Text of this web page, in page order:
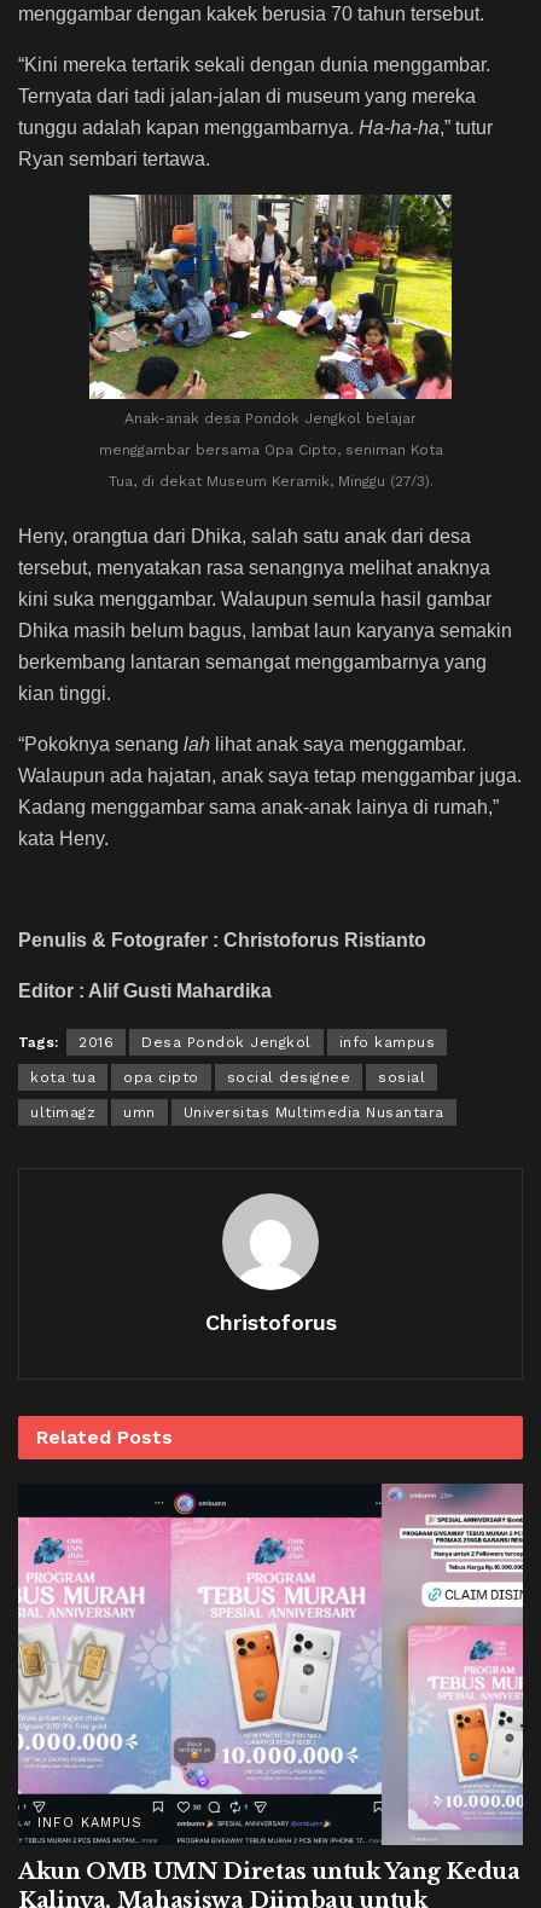
menggambar dengan kakek berusia 70 tahun tersebut.
“Kini mereka tertarik sekali dengan dunia menggambar.
Ternyata dari tadi jalan-jalan di museum yang mereka
tunggu adalah kapan menggambarnya. Ha-ha-ha,” tutur
Ryan sembari tertawa.
Anak-anak desa Pondok Jengkol belajar
menggambar bersama Opa Cipto, seniman Kota
Tua, di dekat Museum Keramik, Minggu (27/3).
Heny, orangtua dari Dhika, salah satu anak dari desa
tersebut, menyatakan rasa senangnya melihat anaknya
kini suka menggambar. Walaupun semula hasil gambar
Dhika masih belum bagus, lambat laun karyanya semakin
berkembang lantaran semangat menggambarnya yang
kian tinggi.
“Pokoknya senang lah lihat anak saya menggambar.
Walaupun ada hajatan, anak saya tetap menggambar juga.
Kadang menggambar sama anak-anak lainya di rumah,”
kata Heny.
Penulis & Fotografer : Christoforus Ristianto
Editor : Alif Gusti Mahardika
Tags: 2016 Desa Pondok Jengkol info kampus
kota tua opa cipto social designee sosial
ultimagz umn Universitas Multimedia Nusantara
Christoforus
Related Posts
INFO KAMPUS
Akun OMB UMN Diretas untuk Yang Kedua
Kalinya, Mahasiswa Diimbau untuk